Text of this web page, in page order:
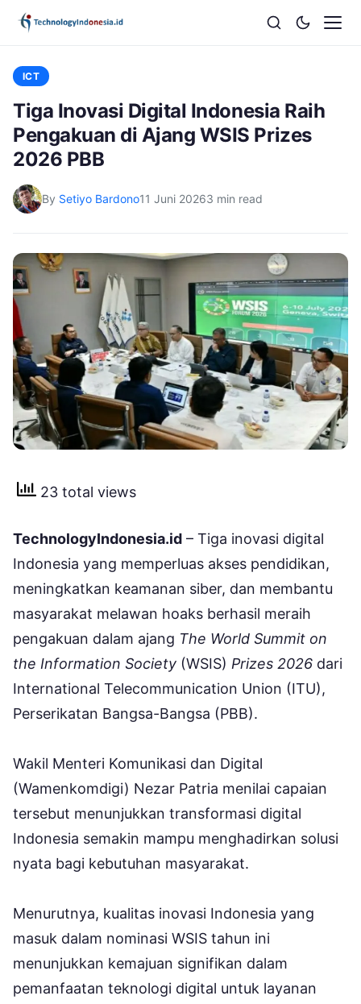
ICT
Tiga Inovasi Digital Indonesia Raih
Pengakuan di Ajang WSIS Prizes
2026 PBB
By Setiyo Bardono11 Juni 20263 min read
23 total views
TechnologyIndonesia.id – Tiga inovasi digital
Indonesia yang memperluas akses pendidikan,
meningkatkan keamanan siber, dan membantu
masyarakat melawan hoaks berhasil meraih
pengakuan dalam ajang The World Summit on
the Information Society (WSIS) Prizes 2026 dari
International Telecommunication Union (ITU),
Perserikatan Bangsa-Bangsa (PBB).
Wakil Menteri Komunikasi dan Digital
(Wamenkomdigi) Nezar Patria menilai capaian
tersebut menunjukkan transformasi digital
Indonesia semakin mampu menghadirkan solusi
nyata bagi kebutuhan masyarakat.
Menurutnya, kualitas inovasi Indonesia yang
masuk dalam nominasi WSIS tahun ini
menunjukkan kemajuan signifikan dalam
pemanfaatan teknologi digital untuk layanan